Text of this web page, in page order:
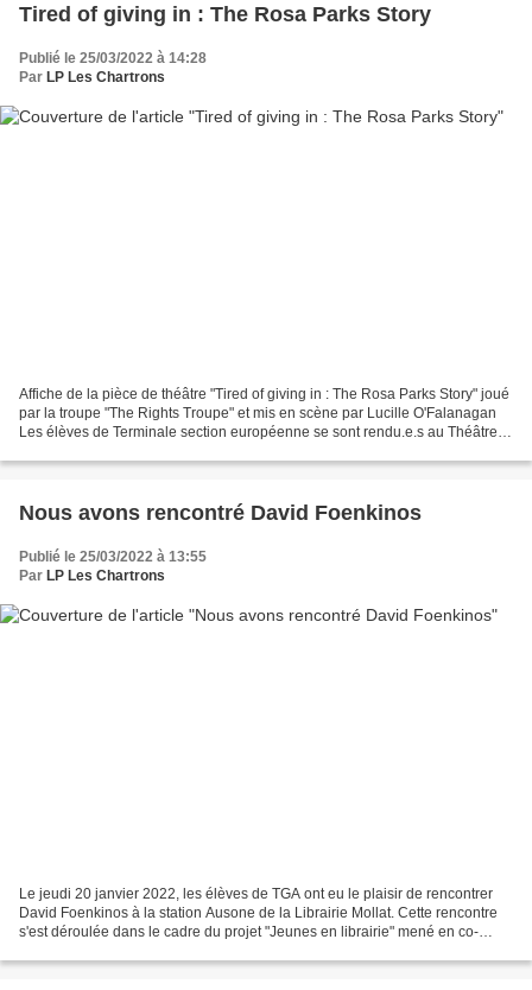
Tired of giving in : The Rosa Parks Story
Publié le 25/03/2022 à 14:28
Par LP Les Chartrons
Affiche de la pièce de théâtre "Tired of giving in : The Rosa Parks Story" joué
par la troupe "The Rights Troupe" et mis en scène par Lucille O'Falanagan
Les élèves de Terminale section européenne se sont rendu.e.s au Théâtre
Nous avons rencontré David Foenkinos
Publié le 25/03/2022 à 13:55
Par LP Les Chartrons
Le jeudi 20 janvier 2022, les élèves de TGA ont eu le plaisir de rencontrer
David Foenkinos à la station Ausone de la Librairie Mollat. Cette rencontre
s'est déroulée dans le cadre du projet "Jeunes en librairie" mené en co-